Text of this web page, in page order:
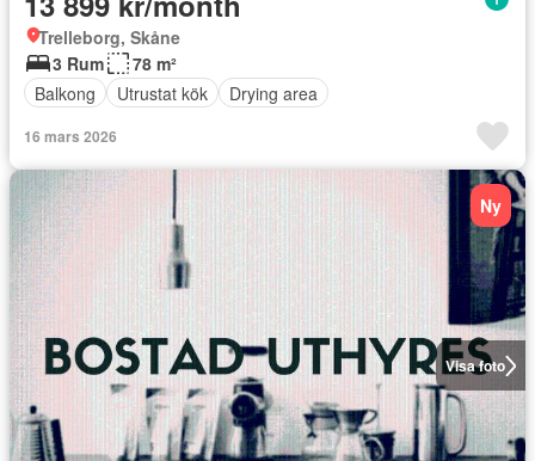
Trelleborg, Skåne
3 Rum
78 m²
Balkong
Utrustat kök Drying area
16 mars 2026
Visa foto
Ny